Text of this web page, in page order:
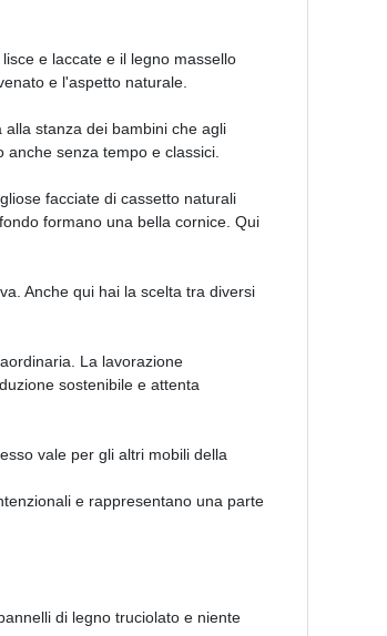
e laccate e il legno massello
e l'aspetto naturale.
stanza dei bambini che agli
anche senza tempo e classici.
facciate di cassetto naturali
formano una bella cornice. Qui
Anche qui hai la scelta tra diversi
La lavorazione
sostenibile e attenta
vale per gli altri mobili della
e rappresentano una parte
di legno truciolato e niente